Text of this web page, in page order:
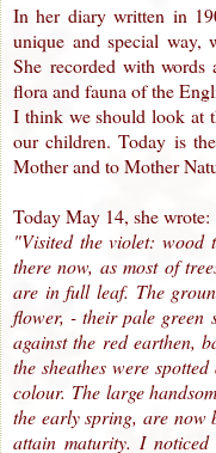
In her diary written in
unique and special way,
She recorded with words
flora and fauna of the
I think we should look at
our children. Today is the
Mother and to Mother
Today May 14, she wrote:
"Visited the violet: wood
there now, as most of
are in full leaf. The
flower, - their pale green
against the red earthen,
the sheathes were
colour. The large
the early spring, are now
attain maturity. I noticed